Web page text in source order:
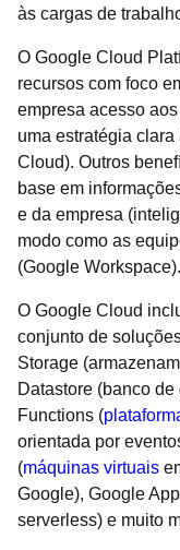
às cargas de
O Google Cloud
recursos com foco
empresa acesso
uma estratégia
Cloud). Outros
base em
e da empresa
modo como as
(Google Workspace).
O Google Cloud
conjunto de
Storage
Datastore (banco
Functions (
orientada por
(máquinas virtuais
Google), Google
serverless) e muito